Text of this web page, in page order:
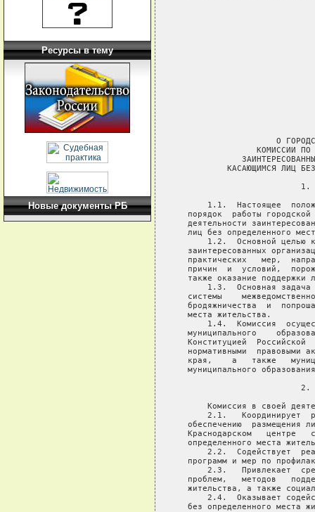
Ресурсы в тему
Новые документы РБ
О
КОМИССИИ ПО
КАСАЮЩИМСЯ ЛИЦ
1.
1.1.  Настоящее
порядок  работы
деятельности
лиц без определенного
1.2.  Основной целью
заинтересованных
практических   мер,
причин  и  условий,
также оказание поддержки
1.3.  Основная
системы
бродяжничества  и
   места жительства.
1.4.  Комиссия
муниципального
Конституцией  Российской
нормативными  правовыми
края,    а   также
муниципального
2.
Комиссия в своей
2.1.   Координирует
обеспечению  размещения
Краснодарском   центре
определенного места
2.2.  Содействует
программ и мер по
2.3.   Привлекает
проблем,   методов
жительства, а также
2.4.  Оказывает
без определенного места